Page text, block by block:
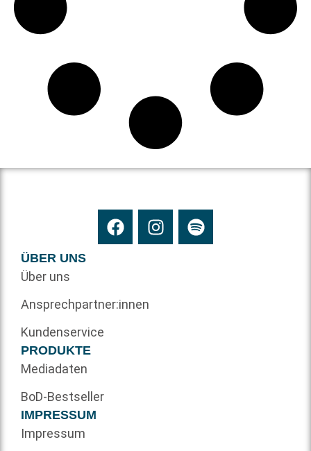
ÜBER UNS
Über uns
Ansprechpartner:innen
Kundenservice
PRODUKTE
Mediadaten
BoD-Bestseller
IMPRESSUM
Impressum